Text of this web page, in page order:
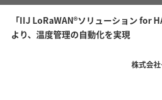
「IIJ LoRaWAN®ソリューション for
より、温度管理の自動化を実現
株式会